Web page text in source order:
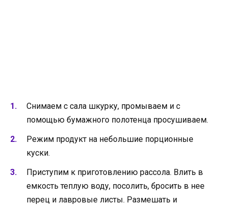
Снимаем с сала шкурку, промываем и с
помощью бумажного полотенца просушиваем.
Режим продукт на небольшие порционные
куски.
Приступим к приготовлению рассола. Влить в
емкость теплую воду, посолить, бросить в нее
перец и лавровые листы. Размешать и